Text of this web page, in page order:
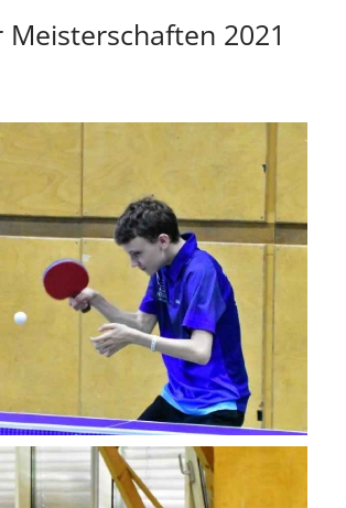
Meisterschaften 2021